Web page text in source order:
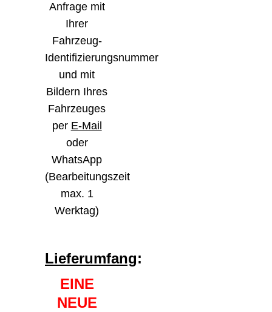
Anfrage mit
Ihrer
Fahrzeug-
Identifizierungsnummer
und mit
Bildern Ihres
Fahrzeuges
per E-Mail
oder
WhatsApp
(Bearbeitungszeit
max. 1
Werktag)
Lieferumfang:
EINE
NEUE